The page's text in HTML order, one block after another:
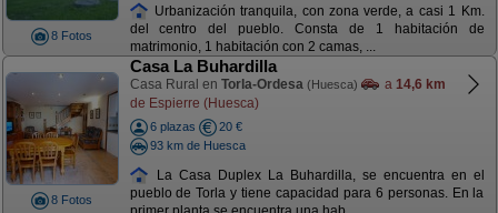
8 Fotos
Urbanización tranquila, con zona verde, a casi 1 Km.
del centro del pueblo. Consta de 1 habitación de
matrimonio, 1 habitación con 2 camas, ...
8 Fotos
Casa La Buhardilla
Casa Rural en Torla-Ordesa (Huesca) a 14,6 km
de Espierre (Huesca)
6 plazas
20 €
93 km de Huesca
La Casa Duplex La Buhardilla, se encuentra en el
pueblo de Torla y tiene capacidad para 6 personas. En la